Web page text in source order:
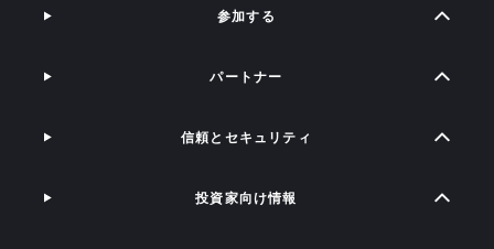
参加する
パートナー
信頼とセキュリティ
投資家向け情報